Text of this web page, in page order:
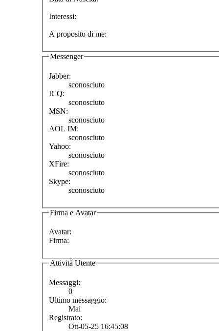
Interessi:
A proposito di me:
Messenger
Jabber:
sconosciuto
ICQ:
sconosciuto
MSN:
sconosciuto
AOL IM:
sconosciuto
Yahoo:
sconosciuto
XFire:
sconosciuto
Skype:
sconosciuto
Firma e Avatar
Avatar:
Firma:
Attività Utente
Messaggi:
0
Ultimo messaggio:
Mai
Registrato:
Ott-05-25 16:45:08